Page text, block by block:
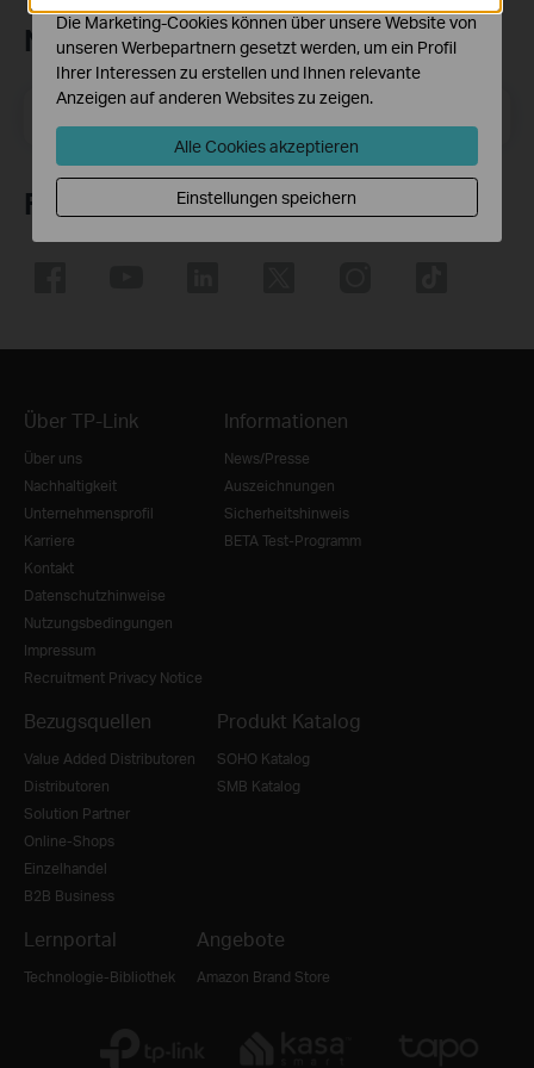
Newsletter abonnieren
E-Mail-Adresse
Folge uns
Über TP-Link
Über uns
Nachhaltigkeit
Unternehmensprofil
Karriere
Kontakt
Datenschutzhinweise
Nutzungsbedingungen
Impressum
Recruitment Privacy Notice
Informationen
News/Presse
Auszeichnungen
Sicherheitshinweis
BETA Test-Programm
Bezugsquellen
Value Added Distributoren
Distributoren
Solution Partner
Online-Shops
Einzelhandel
B2B Business
Produkt Katalog
SOHO Katalog
SMB Katalog
Lernportal
Technologie-Bibliothek
Angebote
Amazon Brand Store
Die Marketing-Cookies können über unsere Website von
unseren Werbepartnern gesetzt werden, um ein Profil
Ihrer Interessen zu erstellen und Ihnen relevante
Anzeigen auf anderen Websites zu zeigen.
Alle Cookies akzeptieren
Einstellungen speichern